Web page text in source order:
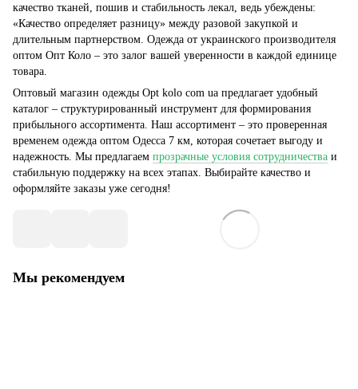
качество тканей, пошив и стабильность лекал, ведь убеждены:
«Качество определяет разницу» между разовой закупкой и
длительным партнерством. Одежда от украинского производителя
оптом Опт Коло – это залог вашей уверенности в каждой единице
товара.
Оптовый магазин одежды Opt kolo com ua предлагает удобный
каталог – структурированный инструмент для формирования
прибыльного ассортимента. Наш ассортимент – это проверенная
временем одежда оптом Одесса 7 км, которая сочетает выгоду и
надежность. Мы предлагаем прозрачные условия сотрудничества и
стабильную поддержку на всех этапах. Выбирайте качество и
оформляйте заказы уже сегодня!
Мы рекомендуем